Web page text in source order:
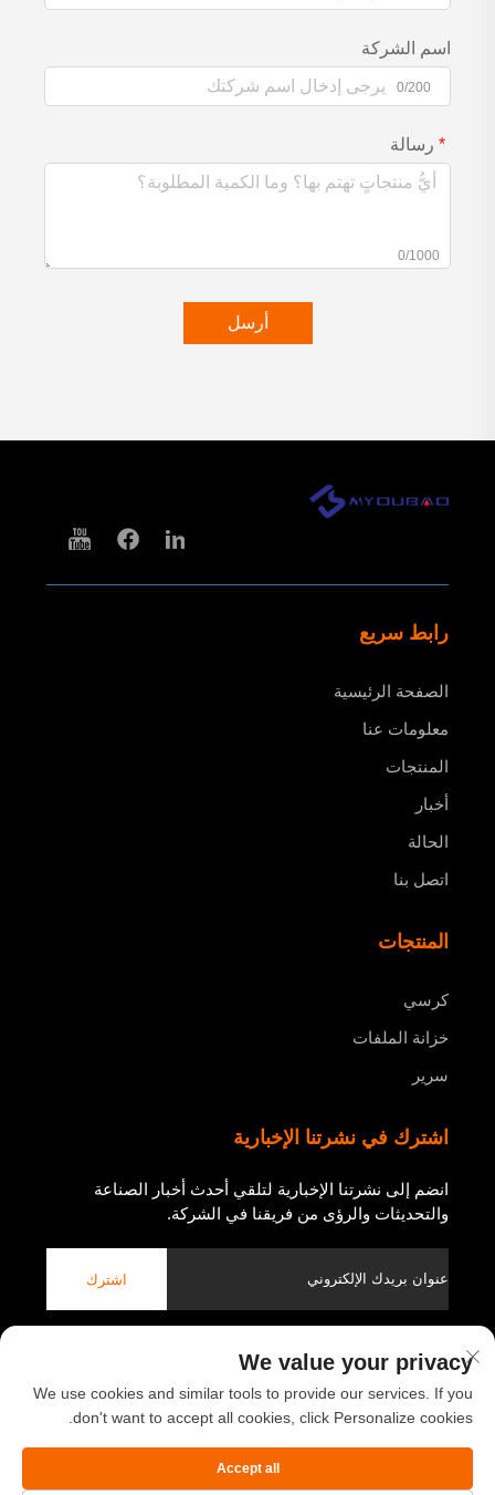
اسم الشركة
0/200
رسالة
0/1000
أرسل
رابط سريع
الصفحة الرئيسية
معلومات عنا
المنتجات
أخبار
الحالة
اتصل بنا
المنتجات
كرسي
خزانة الملفات
سرير
اشترك في نشرتنا الإخبارية
انضم إلى نشرتنا الإخبارية لتلقي أحدث أخبار الصناعة
والتحديثات والرؤى من فريقنا في الشركة.
اشترك
حقوق النشر © 2026 لصالح شركة لوويانغ يو باو لأثاث المكاتب المحدودة.
سياسة الخصوصية
We value your privacy
We use cookies and similar tools to provide our services. If you
don't want to accept all cookies, click Personalize cookies.
Accept all